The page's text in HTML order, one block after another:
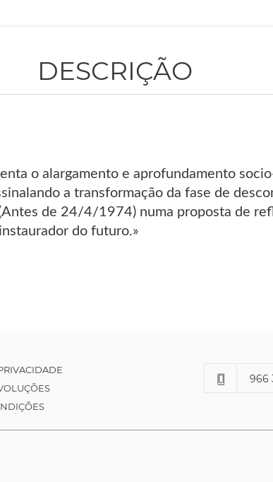
DESCRIÇÃO
o alargamento e aprofundamento
a transformação da fase de
de 24/4/1974) numa proposta de
do futuro.»
966